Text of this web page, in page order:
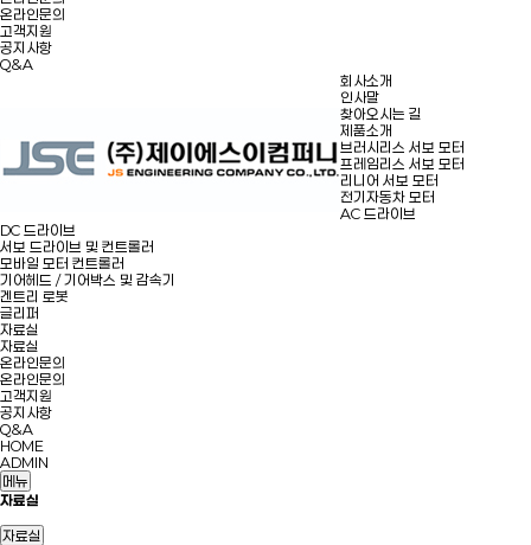
온라인문의
고객지원
공지사항
Q&A
회사소개
인사말
찾아오시는 길
제품소개
브러시리스 서보 모터
프레임리스 서보 모터
리니어 서보 모터
전기자동차 모터
AC 드라이브
DC 드라이브
서보 드라이브 및 컨트롤러
모바일 모터 컨트롤러
기어헤드 / 기어박스 및 감속기
겐트리 로봇
글리퍼
자료실
자료실
온라인문의
온라인문의
고객지원
공지사항
Q&A
HOME
ADMIN
메뉴
자료실
자료실